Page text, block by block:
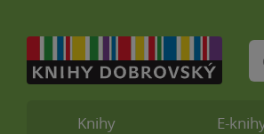
Knihy E-